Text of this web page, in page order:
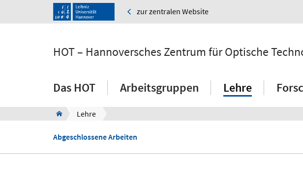
zur zentralen Website
HOT – Hannoversches Zentrum für Optische
Das HOT Arbeitsgruppen Lehre
Lehre
Abgeschlossene Arbeiten